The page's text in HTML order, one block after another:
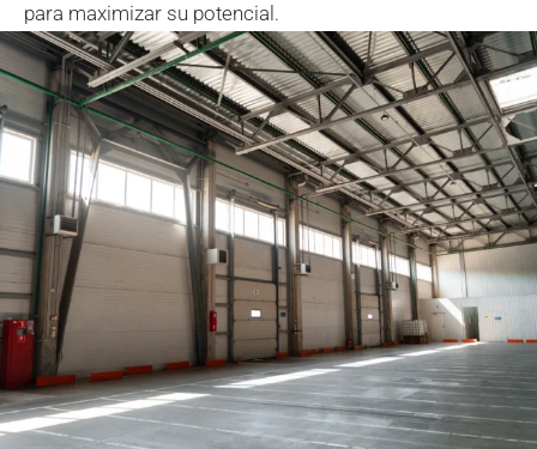
para maximizar su potencial.